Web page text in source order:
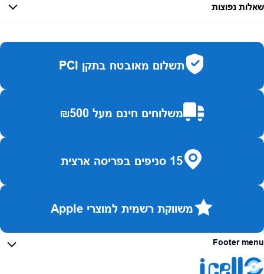
זמן אספקה: עד 7 ימי עסקים
שאלות נפוצות
האם ניתן לחלק תשלומים?
האם ניתן להחזיר מוצר?כן, בהתאם לחוק הגנת הצרכן ובאריזה המקורית
תשלום מאובטח בתקן PCI
משלוחים חינם מעל ₪500
15 סניפים בפריסה ארצית
משווקת רשמית למוצרי Apple
Footer menu